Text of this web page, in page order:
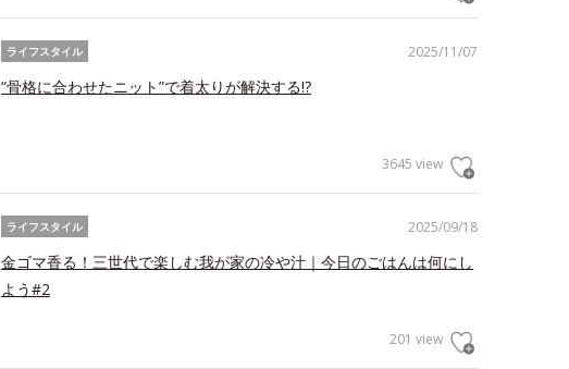
2025/11/07
ライフスタイル
“骨格に合わせたニット”で着太りが解決する!?
3645 view
2025/09/18
ライフスタイル
金ゴマ香る！三世代で楽しむ我が家の冷や汁｜今日のごはんは何にし
よう#2
201 view